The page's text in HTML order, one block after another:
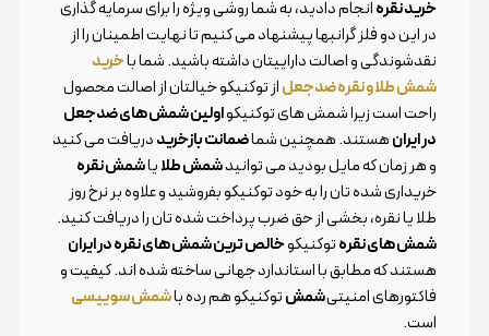
خرید نقرهانجام دادید، به شما روشی ویژه را برای سرمایه گذاری
در این دو فلز گرانبها پیشنهاد می کنیم تا نهایت اطمینان را از
نقدشوندگی و اصالت داراییتان داشته باشید. شما باخرید
شمش طلا و نقره ضدجعلاز توکنیکو خیالتان از اصالت محصول
راحت است زیرا شمش های توکنیکواولین شمش های ضدجعل
در ایرانهستند. همچنین شماضمانت بازخریددریافت می کنید
و هر زمان که مایل بودید می توانیدشمش طلایاشمش نقره
خریداری شده تان را به خود توکنیکو بفروشید و علاوه بر نرخ روز
طلا یا نقره، بخشی از حق ضرب پرداخت شده تان را دریافت کنید.
شمش های نقرهتوکنیکوخالص ترین شمش های نقره در ایران
هستند که مطابق با استاندارد جهانی ساخته شده اند. کیفیت و
فاکتورهای امنیتیشمشتوکنیکو هم رده باشمش سوییسی
است.